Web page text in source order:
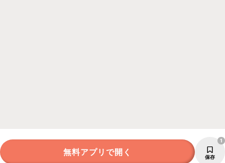
無料アプリで開く 保存
1